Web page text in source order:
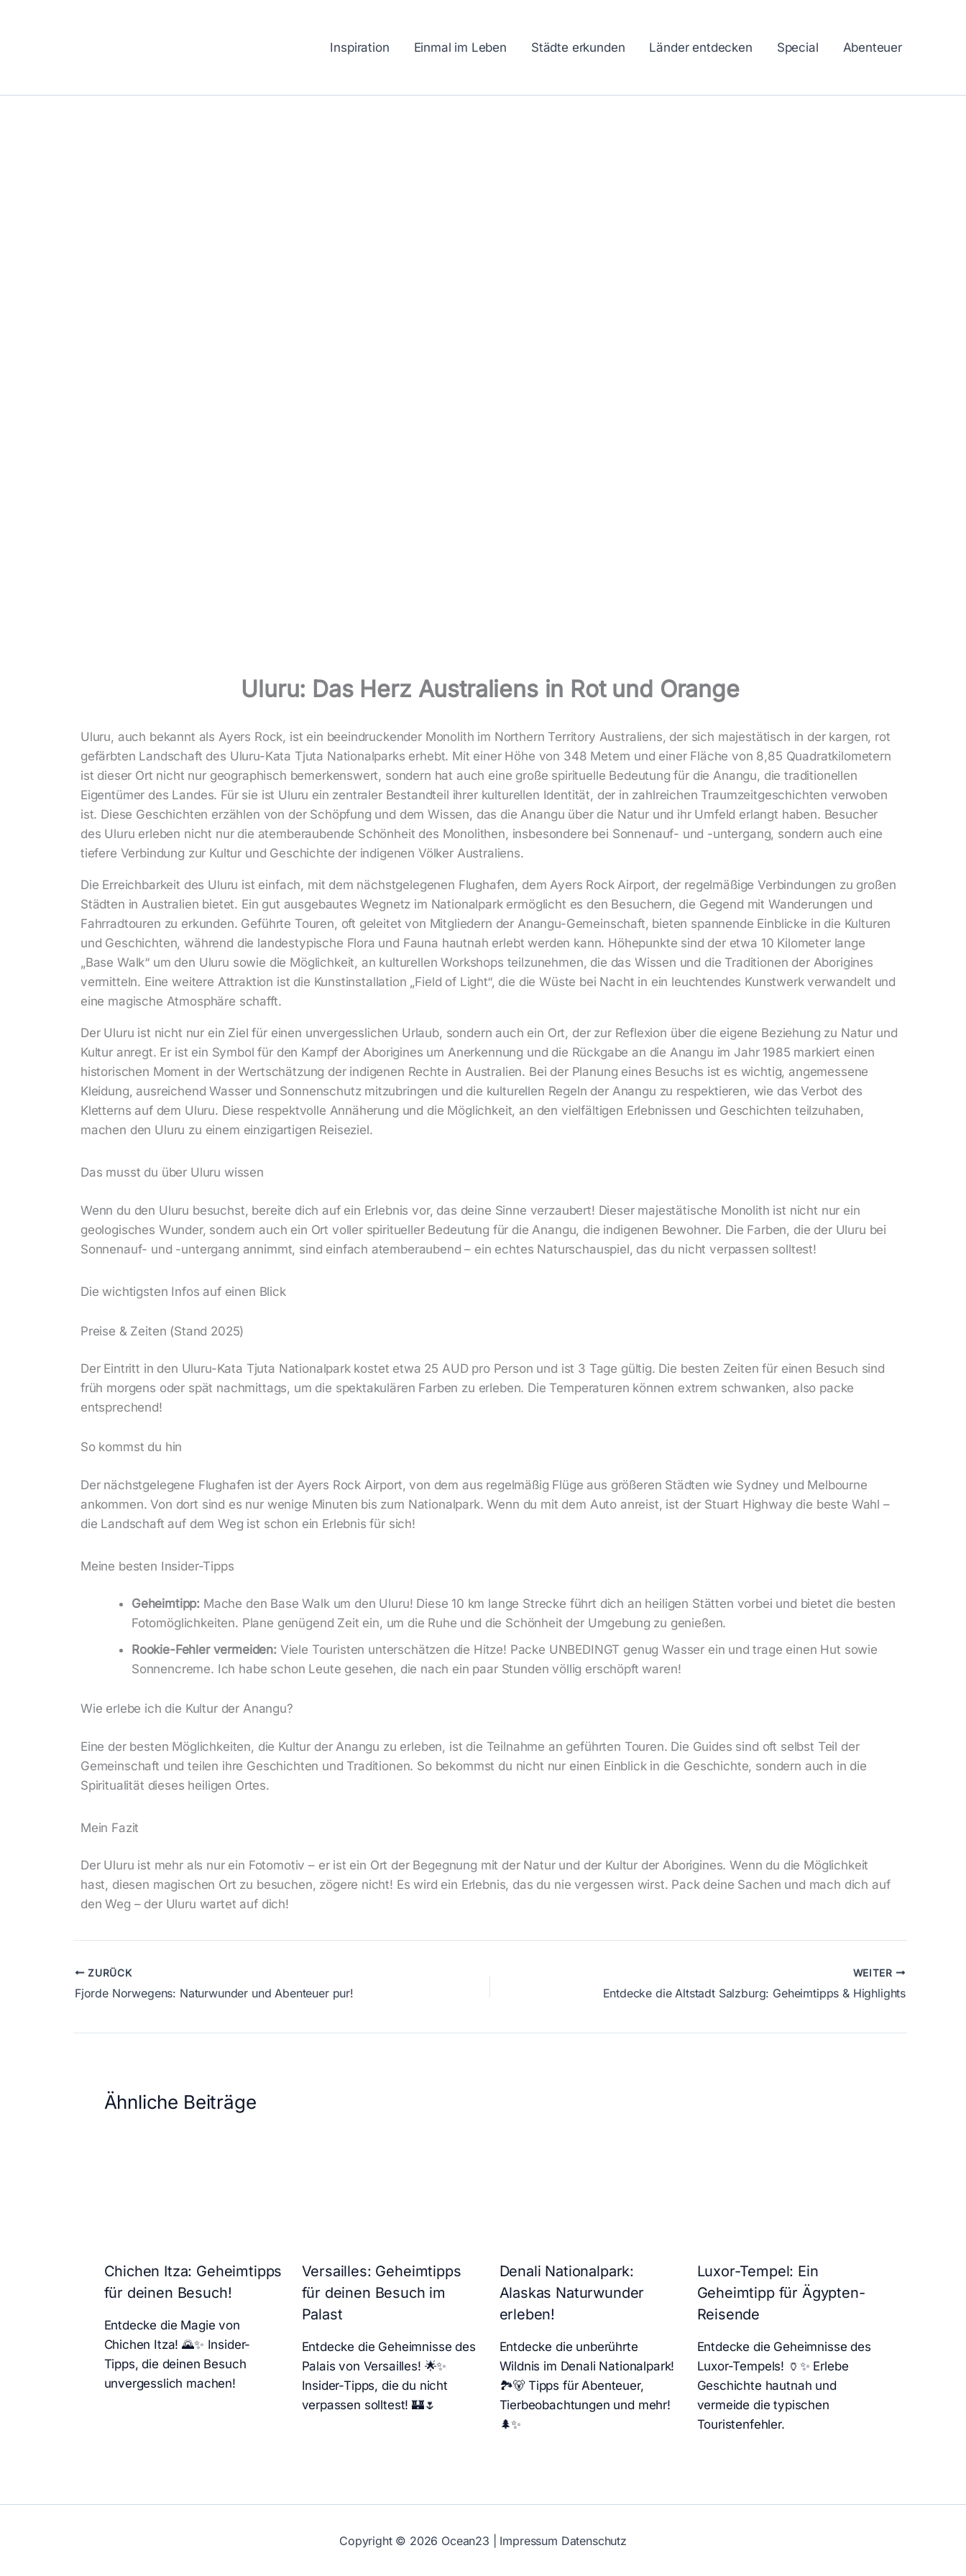
Inspiration Einmal im Leben Städte erkunden Länder entdecken Special Abenteuer
Uluru: Das Herz Australiens in Rot und Orange
Uluru, auch bekannt als Ayers Rock, ist ein beeindruckender Monolith im Northern Territory Australiens, der sich majestätisch in der kargen, rot
gefärbten Landschaft des Uluru-Kata Tjuta Nationalparks erhebt. Mit einer Höhe von 348 Metern und einer Fläche von 8,85 Quadratkilometern
ist dieser Ort nicht nur geographisch bemerkenswert, sondern hat auch eine große spirituelle Bedeutung für die Anangu, die traditionellen
Eigentümer des Landes. Für sie ist Uluru ein zentraler Bestandteil ihrer kulturellen Identität, der in zahlreichen Traumzeitgeschichten verwoben
ist. Diese Geschichten erzählen von der Schöpfung und dem Wissen, das die Anangu über die Natur und ihr Umfeld erlangt haben. Besucher
des Uluru erleben nicht nur die atemberaubende Schönheit des Monolithen, insbesondere bei Sonnenauf- und -untergang, sondern auch eine
tiefere Verbindung zur Kultur und Geschichte der indigenen Völker Australiens.
Die Erreichbarkeit des Uluru ist einfach, mit dem nächstgelegenen Flughafen, dem Ayers Rock Airport, der regelmäßige Verbindungen zu großen
Städten in Australien bietet. Ein gut ausgebautes Wegnetz im Nationalpark ermöglicht es den Besuchern, die Gegend mit Wanderungen und
Fahrradtouren zu erkunden. Geführte Touren, oft geleitet von Mitgliedern der Anangu-Gemeinschaft, bieten spannende Einblicke in die Kulturen
und Geschichten, während die landestypische Flora und Fauna hautnah erlebt werden kann. Höhepunkte sind der etwa 10 Kilometer lange
„Base Walk“ um den Uluru sowie die Möglichkeit, an kulturellen Workshops teilzunehmen, die das Wissen und die Traditionen der Aborigines
vermitteln. Eine weitere Attraktion ist die Kunstinstallation „Field of Light“, die die Wüste bei Nacht in ein leuchtendes Kunstwerk verwandelt und
eine magische Atmosphäre schafft.
Der Uluru ist nicht nur ein Ziel für einen unvergesslichen Urlaub, sondern auch ein Ort, der zur Reflexion über die eigene Beziehung zu Natur und
Kultur anregt. Er ist ein Symbol für den Kampf der Aborigines um Anerkennung und die Rückgabe an die Anangu im Jahr 1985 markiert einen
historischen Moment in der Wertschätzung der indigenen Rechte in Australien. Bei der Planung eines Besuchs ist es wichtig, angemessene
Kleidung, ausreichend Wasser und Sonnenschutz mitzubringen und die kulturellen Regeln der Anangu zu respektieren, wie das Verbot des
Kletterns auf dem Uluru. Diese respektvolle Annäherung und die Möglichkeit, an den vielfältigen Erlebnissen und Geschichten teilzuhaben,
machen den Uluru zu einem einzigartigen Reiseziel.
Das musst du über Uluru wissen
Wenn du den Uluru besuchst, bereite dich auf ein Erlebnis vor, das deine Sinne verzaubert! Dieser majestätische Monolith ist nicht nur ein
geologisches Wunder, sondern auch ein Ort voller spiritueller Bedeutung für die Anangu, die indigenen Bewohner. Die Farben, die der Uluru bei
Sonnenauf- und -untergang annimmt, sind einfach atemberaubend – ein echtes Naturschauspiel, das du nicht verpassen solltest!
Die wichtigsten Infos auf einen Blick
Preise & Zeiten (Stand 2025)
Der Eintritt in den Uluru-Kata Tjuta Nationalpark kostet etwa 25 AUD pro Person und ist 3 Tage gültig. Die besten Zeiten für einen Besuch sind
früh morgens oder spät nachmittags, um die spektakulären Farben zu erleben. Die Temperaturen können extrem schwanken, also packe
entsprechend!
So kommst du hin
Der nächstgelegene Flughafen ist der Ayers Rock Airport, von dem aus regelmäßig Flüge aus größeren Städten wie Sydney und Melbourne
ankommen. Von dort sind es nur wenige Minuten bis zum Nationalpark. Wenn du mit dem Auto anreist, ist der Stuart Highway die beste Wahl –
die Landschaft auf dem Weg ist schon ein Erlebnis für sich!
Meine besten Insider-Tipps
Geheimtipp: Mache den Base Walk um den Uluru! Diese 10 km lange Strecke führt dich an heiligen Stätten vorbei und bietet die besten
Fotomöglichkeiten. Plane genügend Zeit ein, um die Ruhe und die Schönheit der Umgebung zu genießen.
Rookie-Fehler vermeiden:Viele Touristen unterschätzen die Hitze! Packe UNBEDINGT genug Wasser ein und trage einen Hut sowie
Sonnencreme. Ich habe schon Leute gesehen, die nach ein paar Stunden völlig erschöpft waren!
Wie erlebe ich die Kultur der Anangu?
Eine der besten Möglichkeiten, die Kultur der Anangu zu erleben, ist die Teilnahme an geführten Touren. Die Guides sind oft selbst Teil der
Gemeinschaft und teilen ihre Geschichten und Traditionen. So bekommst du nicht nur einen Einblick in die Geschichte, sondern auch in die
Spiritualität dieses heiligen Ortes.
Mein Fazit
Der Uluru ist mehr als nur ein Fotomotiv – er ist ein Ort der Begegnung mit der Natur und der Kultur der Aborigines. Wenn du die Möglichkeit
hast, diesen magischen Ort zu besuchen, zögere nicht! Es wird ein Erlebnis, das du nie vergessen wirst. Pack deine Sachen und mach dich auf
den Weg – der Uluru wartet auf dich!
ZURÜCK
Fjorde Norwegens: Naturwunder und Abenteuer pur!
WEITER
Entdecke die Altstadt Salzburg: Geheimtipps & Highlights
Ähnliche Beiträge
Chichen Itza: Geheimtipps
für deinen Besuch!
Entdecke die Magie von
Chichen Itza! 🌄✨ Insider-
Tipps, die deinen Besuch
unvergesslich machen!
Versailles: Geheimtipps
für deinen Besuch im
Palast
Entdecke die Geheimnisse des
Palais von Versailles! 🌟✨
Insider-Tipps, die du nicht
verpassen solltest! 🏰🌷
Denali Nationalpark:
Alaskas Naturwunder
erleben!
Entdecke die unberührte
Wildnis im Denali Nationalpark!
🏞️🐻 Tipps für Abenteuer,
Tierbeobachtungen und mehr!
🌲✨
Luxor-Tempel: Ein
Geheimtipp für Ägypten-
Reisende
Entdecke die Geheimnisse des
Luxor-Tempels! 🏺✨ Erlebe
Geschichte hautnah und
vermeide die typischen
Touristenfehler.
Copyright © 2026 Ocean23 Impressum Datenschutz